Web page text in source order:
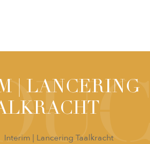
| LANCERING
Interim | Lancering Taalkracht